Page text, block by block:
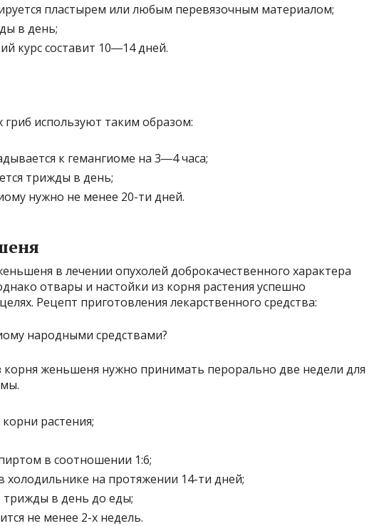
пластырем или любым перевязочным материалом;
в день;
курс составит 10―14 дней.
используют таким образом:
к гемангиоме на 3―4 часа;
трижды в день;
нужно не менее 20-ти дней.
в лечении опухолей доброкачественного характера
отвары и настойки из корня растения успешно
Рецепт приготовления лекарственного средства:
корня женьшеня нужно принимать перорально две недели для
растения;
в соотношении 1:6;
холодильнике на протяжении 14-ти дней;
трижды в день до еды;
не менее 2-х недель.